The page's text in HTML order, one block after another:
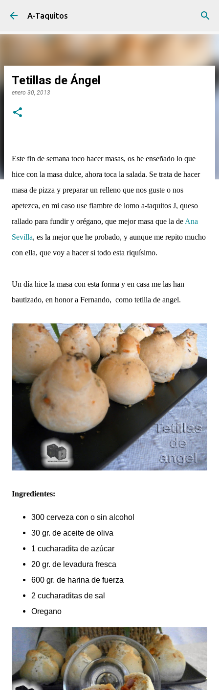
A-Taquitos
Tetillas de Ángel
enero 30, 2013
Este fin de semana toco hacer masas, os he enseñado lo que
hice con la masa dulce, ahora toca la salada. Se trata de hacer
masa de pizza y preparar un relleno que nos guste o nos
apetezca, en mi caso use fiambre de lomo a-taquitos J, queso
rallado para fundir y orégano, que mejor masa que la de Ana
Sevilla, es la mejor que he probado, y aunque me repito mucho
con ella, que voy a hacer si todo esta riquísimo.
Un día hice la masa con esta forma y en casa me las han
bautizado, en honor a Fernando, como tetilla de angel.
Ingredientes:
300 cerveza con o sin alcohol
30 gr. de aceite de oliva
1 cucharadita de azúcar
20 gr. de levadura fresca
600 gr. de harina de fuerza
2 cucharaditas de sal
Oregano